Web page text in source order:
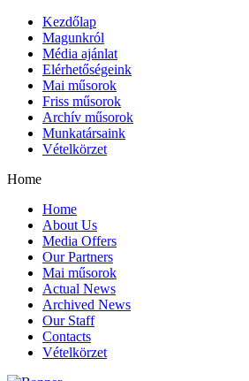
Kezdőlap
Magunkról
Média ajánlat
Elérhetőségeink
Mai műsorok
Friss műsorok
Archív műsorok
Munkatársaink
Vételkörzet
Home
Home
About Us
Media Offers
Our Partners
Mai műsorok
Actual News
Archived News
Our Staff
Contacts
Vételkörzet